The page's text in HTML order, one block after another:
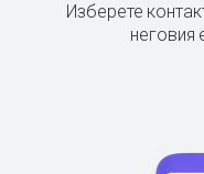
Изберете
неговия